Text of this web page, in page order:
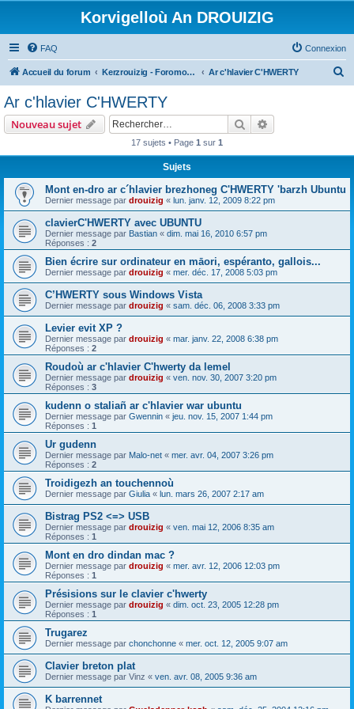
Korvigelloù An DROUIZIG
FAQ Connexion
Accueil du forum Kerzrouizig - Foromoù An Drouizig Ar c'hlavier C'HWERTY
Ar c'hlavier C'HWERTY
Nouveau sujet Rechercher
17 sujets • Page 1 sur 1
Sujets
Mont en-dro ar c´hlavier brezhoneg C'HWERTY 'barzh Ubuntu
Dernier message par drouizig « lun. janv. 12, 2009 8:22 pm
clavierC'HWERTY avec UBUNTU
Dernier message par Bastian « dim. mai 16, 2010 6:57 pm
Réponses : 2
Bien écrire sur ordinateur en māori, espéranto, gallois...
Dernier message par drouizig « mer. déc. 17, 2008 5:03 pm
C’HWERTY sous Windows Vista
Dernier message par drouizig « sam. déc. 06, 2008 3:33 pm
Levier evit XP ?
Dernier message par drouizig « mar. janv. 22, 2008 6:38 pm
Réponses : 2
Roudoù ar c'hlavier C'hwerty da lemel
Dernier message par drouizig « ven. nov. 30, 2007 3:20 pm
Réponses : 3
kudenn o staliañ ar c'hlavier war ubuntu
Dernier message par Gwennin « jeu. nov. 15, 2007 1:44 pm
Réponses : 1
Ur gudenn
Dernier message par Malo-net « mer. avr. 04, 2007 3:26 pm
Réponses : 2
Troidigezh an touchennoù
Dernier message par Giulia « lun. mars 26, 2007 2:17 am
Bistrag PS2 <=> USB
Dernier message par drouizig « ven. mai 12, 2006 8:35 am
Réponses : 1
Mont en dro dindan mac ?
Dernier message par drouizig « mer. avr. 12, 2006 12:03 pm
Réponses : 1
Présisions sur le clavier c'hwerty
Dernier message par drouizig « dim. oct. 23, 2005 12:28 pm
Réponses : 1
Trugarez
Dernier message par chonchonne « mer. oct. 12, 2005 9:07 am
Clavier breton plat
Dernier message par Vinz « ven. avr. 08, 2005 9:36 am
K barrennet